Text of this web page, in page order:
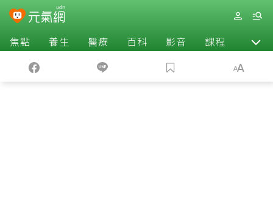
焦點 養生 醫療 百科 影音 課程 退休